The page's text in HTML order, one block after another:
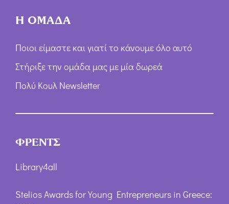
Η ΟΜΑΔΑ
Ποιοι είμαστε και γιατί το κάνουμε όλο αυτό
Στήριξε την ομάδα μας με μία δωρεά
Πολύ Κουλ Newsletter
ΦΡΕΝΤΣ
Library4all
Stelios Awards for Young Entrepreneurs in Greece: